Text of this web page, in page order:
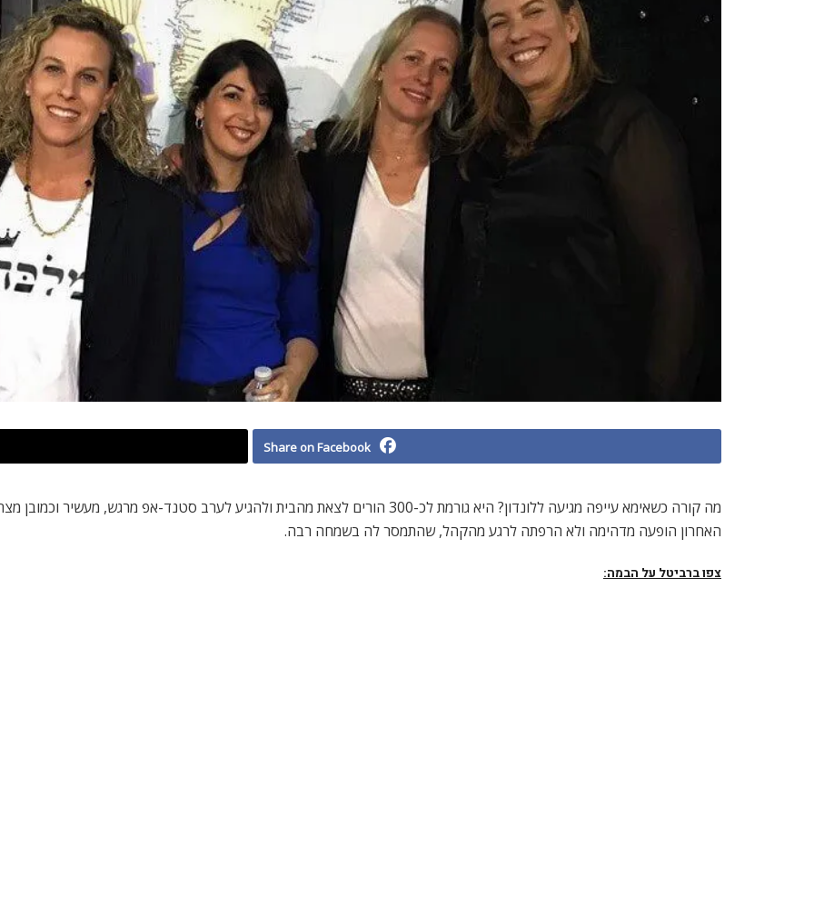
Share on Facebook
מה קורה כשאימא עייפה מגיעה ללונדון? היא גורמת לכ-300 הורים לצאת מהבית ולהגיע לערב
האחרון הופעה מדהימה ולא הרפתה לרגע מהקהל, שהתמסר לה בשמחה רבה.
צפו ברביטל על הבמה: